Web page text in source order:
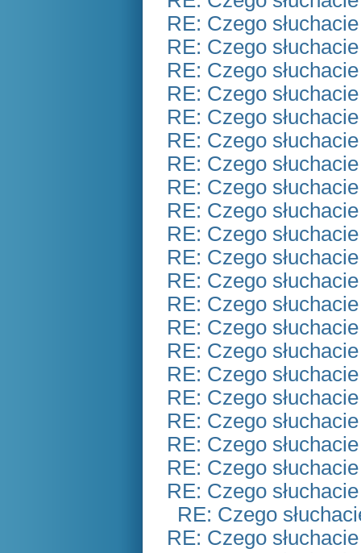
RE: Czego
RE: Czego
RE: Czego
RE: Czego
RE: Czego
RE: Czego
RE: Czego
RE: Czego
RE: Czego
RE: Czego
RE: Czego
RE: Czego
RE: Czego
RE: Czego
RE: Czego
RE: Czego
RE: Czego
RE: Czego
RE: Czego
RE: Czego
RE: Czego
RE: Czego
RE: Czego